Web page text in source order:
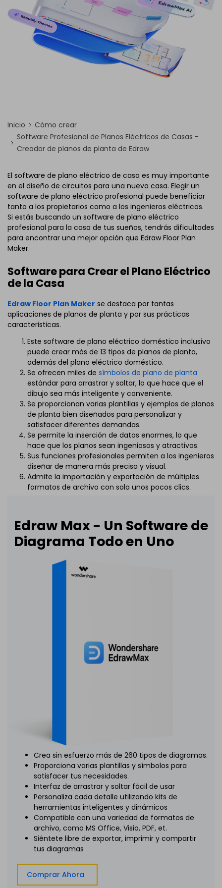
Inicio
Cómo crear
Software Profesional de Planos Eléctricos de Casas -
Creador de planos de planta de Edraw
El software de plano eléctrico de casa es muy importante
en el diseño de circuitos para una nueva casa. Elegir un
software de plano eléctrico profesional puede beneficiar
tanto a los propietarios como a los ingenieros eléctricos.
Si estás buscando un software de plano eléctrico
profesional para la casa de tus sueños, tendrás dificultades
para encontrar una mejor opción que Edraw Floor Plan
Maker.
Software para Crear el Plano Eléctrico
de la Casa
Edraw Floor Plan Maker se destaca por tantas
aplicaciones de planos de planta y por sus prácticas
caracteristicas.
Este software de plano eléctrico doméstico inclusivo
puede crear más de 13 tipos de planos de planta,
además del plano eléctrico doméstico.
Se ofrecen miles de símbolos de plano de planta
estándar para arrastrar y soltar, lo que hace que el
dibujo sea más inteligente y conveniente.
Se proporcionan varias plantillas y ejemplos de planos
de planta bien diseñados para personalizar y
satisfacer diferentes demandas.
Se permite la inserción de datos enormes, lo que
hace que los planos sean ingeniosos y atractivos.
Sus funciones profesionales permiten a los ingenieros
diseñar de manera más precisa y visual.
Admite la importación y exportación de múltiples
formatos de archivo con solo unos pocos clics.
Edraw Max - Un Software de
Diagrama Todo en Uno
Crea sin esfuerzo más de 260 tipos de diagramas.
Proporciona varias plantillas y símbolos para
satisfacer tus necesidades.
Interfaz de arrastrar y soltar fácil de usar
Personaliza cada detalle utilizando kits de
herramientas inteligentes y dinámicos
Compatible con una variedad de formatos de
archivo, como MS Office, Visio, PDF, et.
Siéntete libre de exportar, imprimir y compartir
tus diagramas
Comprar Ahora